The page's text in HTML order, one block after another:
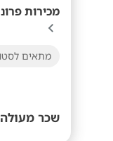
מכירות פרונטליות 80
מתאים
שכר